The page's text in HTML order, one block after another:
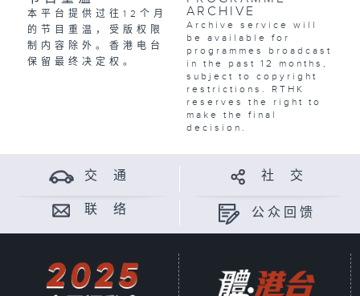
本平台提供过往12个月
的节目重温，受版权限
制内容除外。香港电台
保留最终决定权。
ARCHIVE
Archive service will
be available for
programmes broadcast
in the past 12 months,
subject to copyright
restrictions. RTHK
reserves the right to
make the final
decision.
交 通 社 交
联 络 公众回馈